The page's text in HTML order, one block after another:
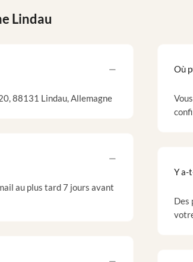
Lindau
88131 Lindau, Allemagne
au plus tard 7 jours avant
Où
Y a-
Des